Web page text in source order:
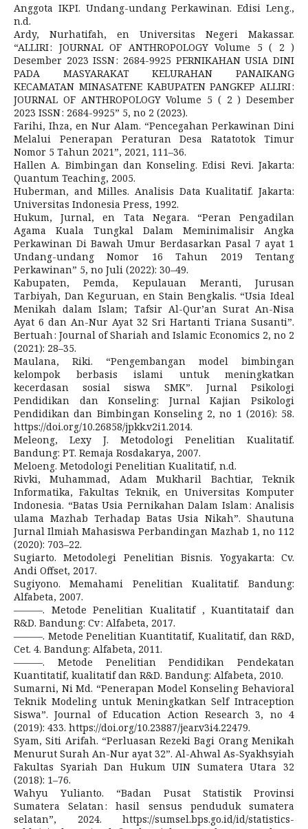
Anggota IKPI. Undang-undang Perkawinan. Edisi Leng.,
n.d.
Ardy, Nurhatifah, en Universitas Negeri Makassar.
“ALLIRI : JOURNAL OF ANTHROPOLOGY Volume 5 ( 2 )
Desember 2023 ISSN : 2684-9925 PERNIKAHAN USIA DINI
PADA MASYARAKAT KELURAHAN PANAIKANG
KECAMATAN MINASATENE KABUPATEN PANGKEP ALLIRI :
JOURNAL OF ANTHROPOLOGY Volume 5 ( 2 ) Desember
2023 ISSN : 2684-9925” 5, no 2 (2023).
Farihi, Ihza, en Nur Alam. “Pencegahan Perkawinan Dini
Melalui Penerapan Peraturan Desa Ratatotok Timur
Nomor 5 Tahun 2021”, 2021, 111–36.
Hallen A. Bimbingan dan Konseling. Edisi Revi. Jakarta:
Quantum Teaching, 2005.
Huberman, and Milles. Analisis Data Kualitatif. Jakarta:
Universitas Indonesia Press, 1992.
Hukum, Jurnal, en Tata Negara. “Peran Pengadilan
Agama Kuala Tungkal Dalam Meminimalisir Angka
Perkawinan Di Bawah Umur Berdasarkan Pasal 7 ayat 1
Undang-undang Nomor 16 Tahun 2019 Tentang
Perkawinan” 5, no Juli (2022): 30–49.
Kabupaten, Pemda, Kepulauan Meranti, Jurusan
Tarbiyah, Dan Keguruan, en Stain Bengkalis. “Usia Ideal
Menikah dalam Islam; Tafsir Al-Qur’an Surat An-Nisa
Ayat 6 dan An-Nur Ayat 32 Sri Hartanti Triana Susanti”.
Bertuah : Journal of Shariah and Islamic Economics 2, no 2
(2021): 28–35.
Maulana, Riki. “Pengembangan model bimbingan
kelompok berbasis islami untuk meningkatkan
kecerdasan sosial siswa SMK”. Jurnal Psikologi
Pendidikan dan Konseling: Jurnal Kajian Psikologi
Pendidikan dan Bimbingan Konseling 2, no 1 (2016): 58.
https://doi.org/10.26858/jpkk.v2i1.2014.
Meleong, Lexy J. Metodologi Penelitian Kualitatif.
Bandung: PT. Remaja Rosdakarya, 2007.
Meloeng. Metodologi Penelitian Kualitatif, n.d.
Rivki, Muhammad, Adam Mukharil Bachtiar, Teknik
Informatika, Fakultas Teknik, en Universitas Komputer
Indonesia. “Batas Usia Pernikahan Dalam Islam : Analisis
ulama Mazhab Terhadap Batas Usia Nikah”. Shautuna
Jurnal Ilmiah Mahasiswa Perbandingan Mazhab 1, no 112
(2020): 703–22.
Sugiarto. Metodolegi Penelitian Bisnis. Yogyakarta: Cv.
Andi Offset, 2017.
Sugiyono. Memahami Penelitian Kualitatif. Bandung:
Alfabeta, 2007.
———. Metode Penelitian Kualitatif , Kuantitataif dan
R&D. Bandung: Cv : Alfabeta, 2017.
———. Metode Penelitian Kuantitatif, Kualitatif, dan R&D,
Cet. 4. Bandung: Alfabeta, 2011.
———. Metode Penelitian Pendidikan Pendekatan
Kuantitatif, kualitatif dan R&D. Bandung: Alfabeta, 2010.
Sumarni, Ni Md. “Penerapan Model Konseling Behavioral
Teknik Modeling untuk Meningkatkan Self Intraception
Siswa”. Journal of Education Action Research 3, no 4
(2019): 433. https://doi.org/10.23887/jear.v3i4.22479.
Syam, Siti Arifah. “Perluasan Rezeki Bagi Orang Menikah
Menurut Surah An-Nur ayat 32”. Al-Ahwal As-Syakhsyiah
Fakultas Syariah Dan Hukum UIN Sumatera Utara 32
(2018): 1–76.
Wahyu Yulianto. “Badan Pusat Statistik Provinsi
Sumatera Selatan : hasil sensus penduduk sumatera
selatan”, 2024. https://sumsel.bps.go.id/id/statistics-